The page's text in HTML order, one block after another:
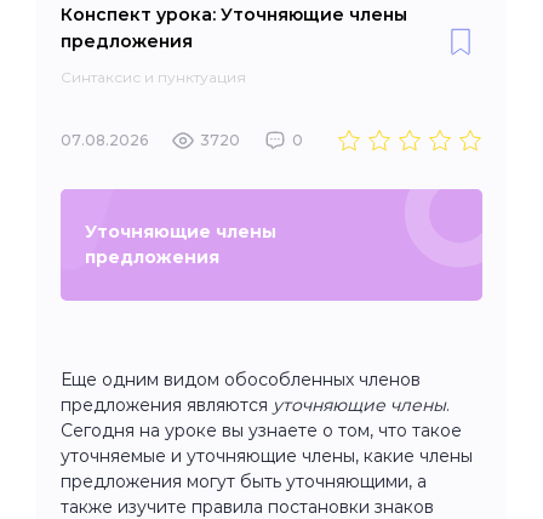
Конспект урока: Уточняющие члены
предложения
Синтаксис и пунктуация
07.08.2026 3720 0
Уточняющие члены
предложения
Еще одним видом обособленных членов
предложения являются уточняющие члены.
Сегодня на уроке вы узнаете о том, что такое
уточняемые и уточняющие члены, какие члены
предложения могут быть уточняющими, а
также изучите правила постановки знаков